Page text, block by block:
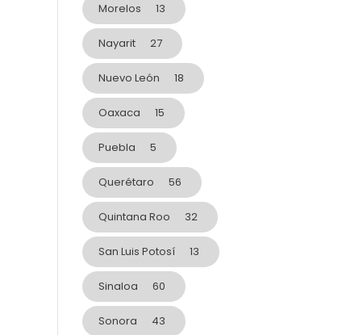
Morelos 13
Nayarit 27
Nuevo León 18
Oaxaca 15
Puebla 5
Querétaro 56
Quintana Roo 32
San Luis Potosí 13
Sinaloa 60
Sonora 43